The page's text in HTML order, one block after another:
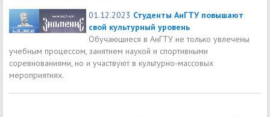
01.12.2023 Студенты АнГТУ повышают
свой культурный уровень
Обучающиеся в АнГТУ не только увлечены
учебным процессом, занятием наукой и спортивными
соревнованиями, но и участвуют в культурно-массовых
мероприятиях.